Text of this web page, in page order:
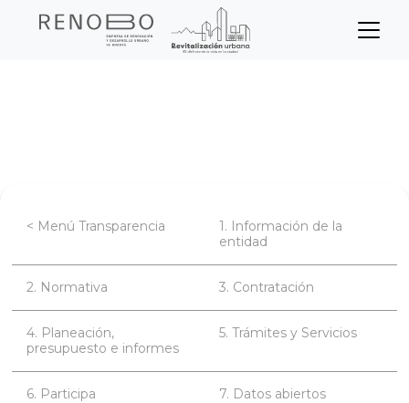
Sitio Web Empresa de
Transparencia
< Menú Transparencia
1. Información de la
entidad
2. Normativa 3. Contratación
4. Planeación,
presupuesto e informes
5. Trámites y Servicios
6. Participa 7. Datos abiertos